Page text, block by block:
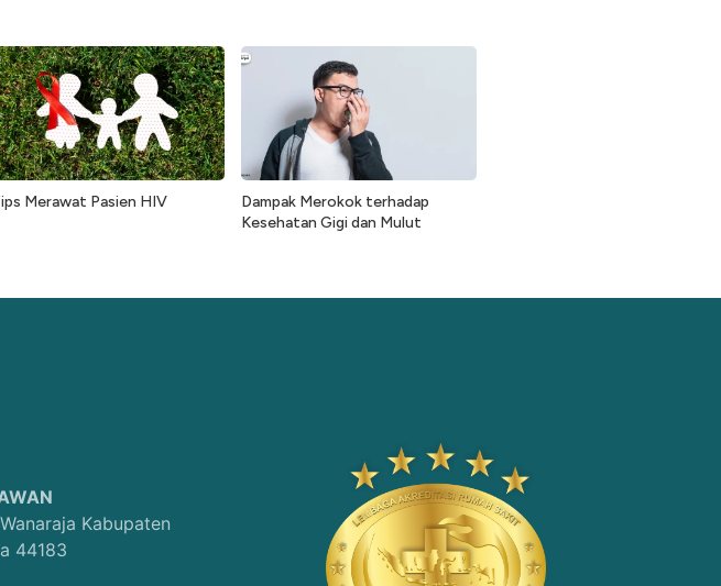
Merawat Pasien HIV
Dampak Merokok terhadap
Kesehatan Gigi dan Mulut
Kabupaten
44183